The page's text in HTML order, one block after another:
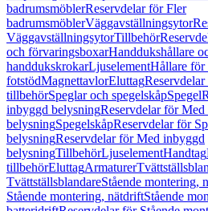
badrumsmöblerReservdelar för Fler
badrumsmöblerVäggavställningsytor
VäggavställningsytorTillbehör
och förvaringsboxarHanddukshållare
handdukskrokarLjuselementHållare för
fotstödMagnettavlorEluttag
tillbehörSpeglar och spegelskåpSpegel
inbyggd belysningReservdelar för
belysningSpegelskåpReservdelar för
belysningReservdelar för Med inbyggd
belysningTillbehörLjuselementHandtag
tillbehörEluttagArmaturer
TvättställsblandareStående montering,
Stående montering, nätdriftStående